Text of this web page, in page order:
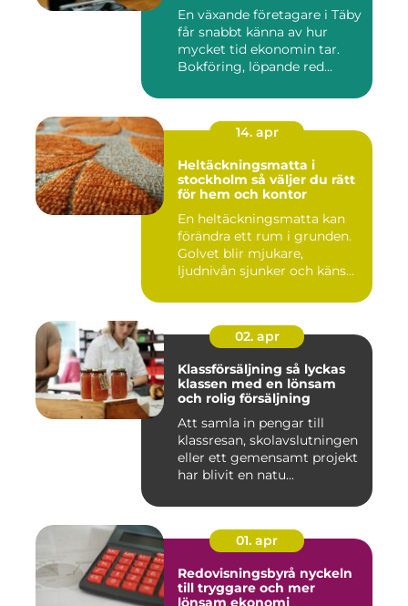
En växande företagare i Täby
får snabbt känna av hur
mycket tid ekonomin tar.
Bokföring, löpande red...
14. apr
Heltäckningsmatta i
stockholm så väljer du rätt
för hem och kontor
En heltäckningsmatta kan
förändra ett rum i grunden.
Golvet blir mjukare,
ljudnivån sjunker och käns...
02. apr
Klassförsäljning så lyckas
klassen med en lönsam
och rolig försäljning
Att samla in pengar till
klassresan, skolavslutningen
eller ett gemensamt projekt
har blivit en natu...
01. apr
Redovisningsbyrå nyckeln
till tryggare och mer
lönsam ekonomi